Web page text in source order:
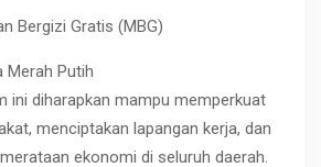
Bergizi Gratis (MBG)
Merah Putih
ini diharapkan mampu memperkuat
menciptakan lapangan kerja, dan
ekonomi di seluruh daerah.